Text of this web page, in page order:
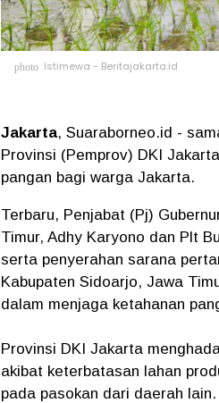
photo Istimewa - Beritajakarta.id
Jakarta, Suaraborneo.id -
Provinsi (Pemprov) DKI
pangan bagi warga Jakarta.
Terbaru, Penjabat (Pj)
Timur, Adhy Karyono dan Plt
serta penyerahan sarana
Kabupaten Sidoarjo, Jawa
dalam menjaga ketahanan
Provinsi DKI Jakarta
akibat keterbatasan lahan
pada pasokan dari daerah lain.